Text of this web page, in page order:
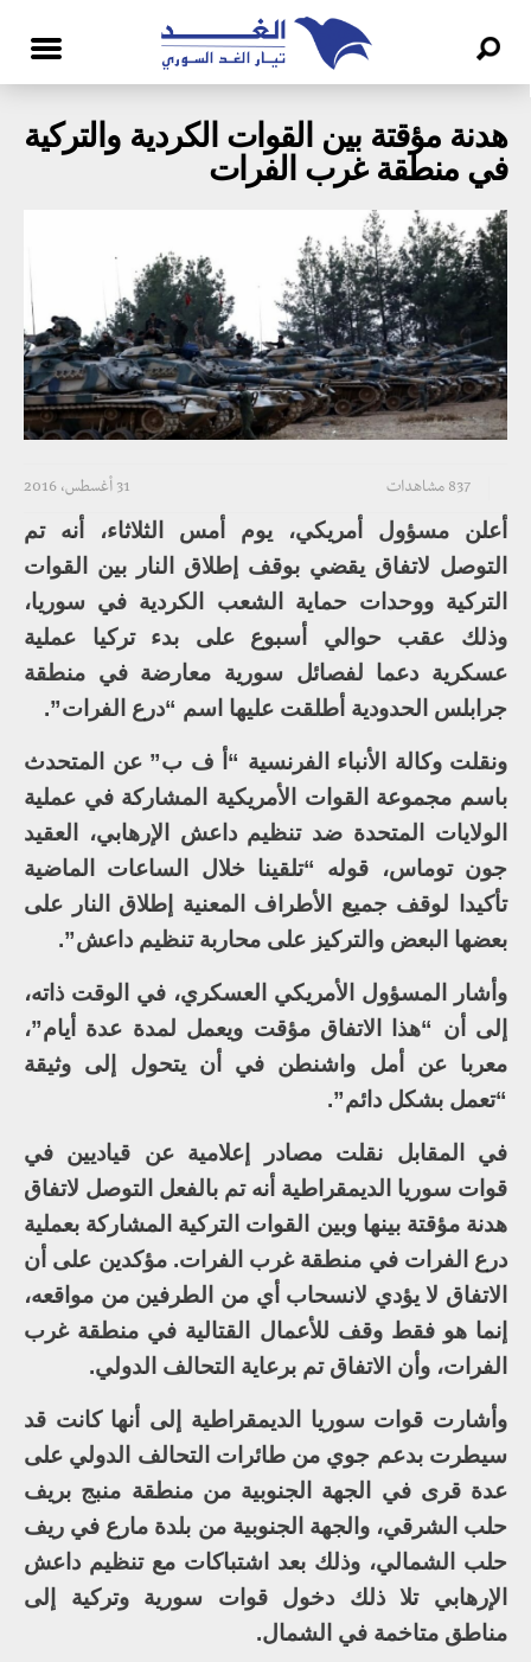
هدنة مؤقتة بين القوات الكردية والتركية
في منطقة غرب الفرات
31 أغسطس، 2016 837 مشاهدات
أعلن مسؤول أمريكي، يوم أمس الثلاثاء، أنه تم
التوصل لاتفاق يقضي بوقف إطلاق النار بين القوات
التركية ووحدات حماية الشعب الكردية في سوريا،
وذلك عقب حوالي أسبوع على بدء تركيا عملية
عسكرية دعما لفصائل سورية معارضة في منطقة
جرابلس الحدودية أطلقت عليها اسم “درع الفرات”.
ونقلت وكالة الأنباء الفرنسية “أ ف ب” عن المتحدث
باسم مجموعة القوات الأمريكية المشاركة في عملية
الولايات المتحدة ضد تنظيم داعش الإرهابي، العقيد
جون توماس، قوله “تلقينا خلال الساعات الماضية
تأكيدا لوقف جميع الأطراف المعنية إطلاق النار على
بعضها البعض والتركيز على محاربة تنظيم داعش”.
وأشار المسؤول الأمريكي العسكري، في الوقت ذاته،
إلى أن “هذا الاتفاق مؤقت ويعمل لمدة عدة أيام”،
معربا عن أمل واشنطن في أن يتحول إلى وثيقة
“تعمل بشكل دائم”.
في المقابل نقلت مصادر إعلامية عن قياديين في
قوات سوريا الديمقراطية أنه تم بالفعل التوصل لاتفاق
هدنة مؤقتة بينها وبين القوات التركية المشاركة بعملية
درع الفرات في منطقة غرب الفرات. مؤكدين على أن
الاتفاق لا يؤدي لانسحاب أي من الطرفين من مواقعه،
إنما هو فقط وقف للأعمال القتالية في منطقة غرب
الفرات، وأن الاتفاق تم برعاية التحالف الدولي.
وأشارت قوات سوريا الديمقراطية إلى أنها كانت قد
سيطرت بدعم جوي من طائرات التحالف الدولي على
عدة قرى في الجهة الجنوبية من منطقة منبج بريف
حلب الشرقي، والجهة الجنوبية من بلدة مارع في ريف
حلب الشمالي، وذلك بعد اشتباكات مع تنظيم داعش
الإرهابي تلا ذلك دخول قوات سورية وتركية إلى
مناطق متاخمة في الشمال.